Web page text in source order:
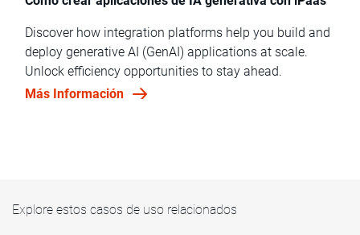
Discover how integration platforms help you build and
deploy generative AI (GenAI) applications at scale.
Unlock efficiency opportunities to stay ahead.
Más Información
Explore estos casos de uso relacionados